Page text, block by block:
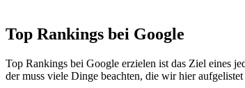
Top Rankings bei Google
Top Rankings bei Google erzielen ist das Ziel eines
der muss viele Dinge beachten, die wir hier aufgelistet